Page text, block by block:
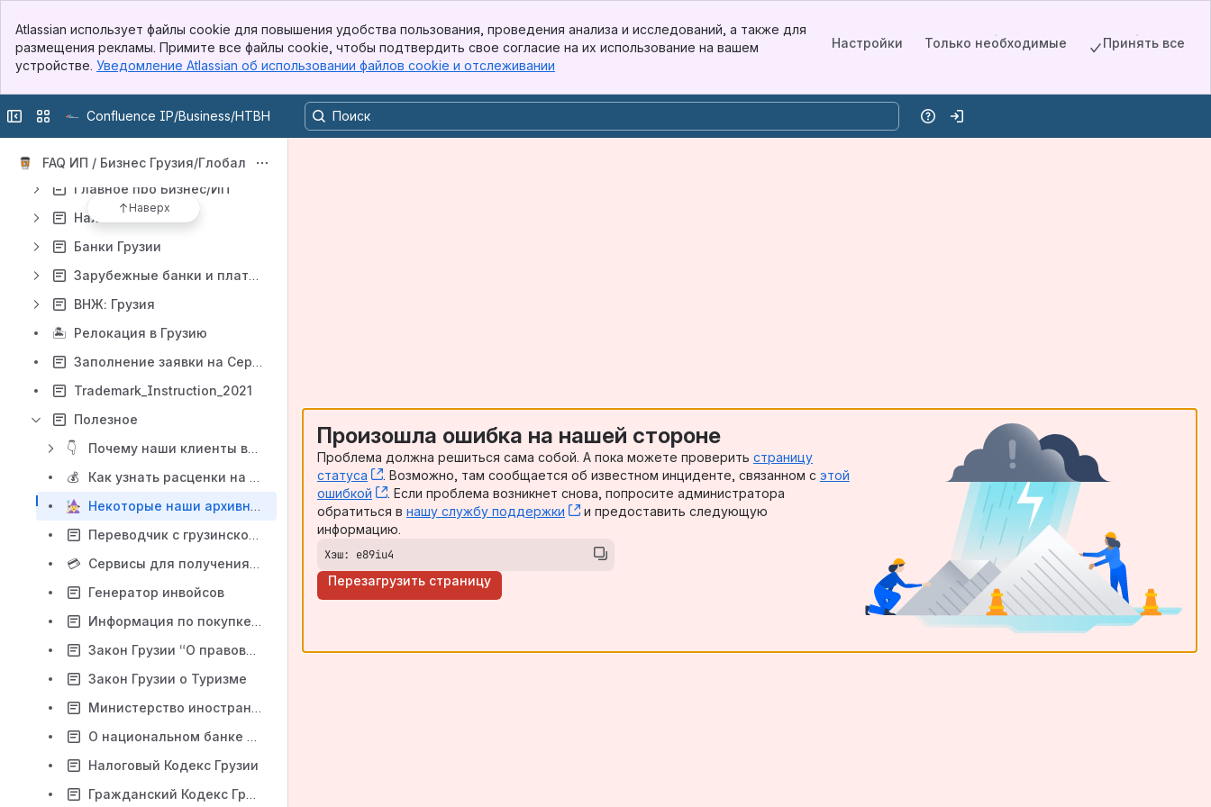
Banner
Top Bar
Sidebar
Atlassian использует файлы cookie для повышения удобства пользования, проведения анализа и исследований, а также для
размещения рекламы. Примите все файлы cookie, чтобы подтвердить свое согласие на их использование на вашем
устройстве. Уведомление Atlassian об использовании файлов cookie и отслеживании
Настройки Только необходимые Принять все
Свернуть боковую панель
Сменить сайт или переключить приложение
Confluence IP/Business/HTBH СправкаВойти
FAQ ИП / Бизнес Грузия/Глобал
Наверх
Контент
Важное
Главное про Бизнес/ИП
Налоговая
Банки Грузии
Зарубежные банки и платежные системы
ВНЖ: Грузия
🏝 Релокация в Грузию
Заполнение заявки на Сертификат налогового резидентства (краткая инструкция)
Trademark_Instruction_2021
Полезное
👇
Почему наши клиенты выбирают именно нас? Некоторые отзывы наших клиентов
💰
Как узнать расценки на наши платные услуги/How to find out the prices for our paid services/როგორ გავარკვიოთ ჩვენი ფასიანი სერვისების ფასები
Некоторые наши архивные ответы из чата ИП/Бизнес Грузия
Переводчик с грузинского транслита
💳
Сервисы для получения/отправки переводов и оплат по картам и счетам
Генератор инвойсов
Информация по покупке записи рабочего мастер-класса по ведению бухгалтерии/бизнеса в Грузии
Закон Грузии “О правовом положении иностранцев и лиц без гражданства”
Закон Грузии о Туризме
Министерство иностранных дел Грузии (нужна ли виза)
О национальном банке Грузии
Налоговый Кодекс Грузии
Гражданский Кодекс Грузии
Произошла ошибка на нашей стороне
Проблема должна решиться сама собой. А пока можете проверить страницу
статуса
, (opens new window)
. Возможно, там сообщается об известном инциденте, связанном с этой
ошибкой
, (opens new window)
. Если проблема возникнет снова, попросите администратора
обратиться в нашу службу поддержки , (opens new window)
и предоставить следующую
информацию.
Хэш: e89iu4
Перезагрузить страницу